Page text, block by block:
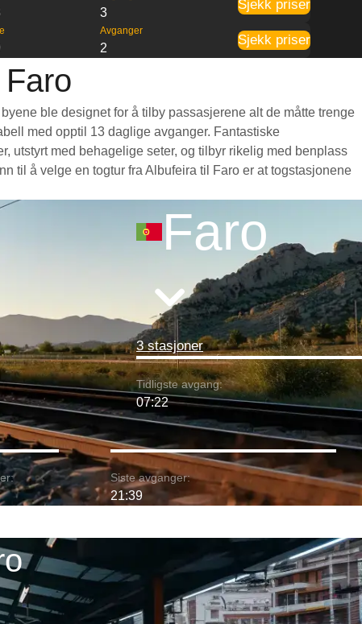
3
Sjekk priser
Avganger
2
Sjekk priser
ble designet for å tilby passasjerene alt de måtte trenge
med opptil 13 daglige avganger. Fantastiske
utstyrt med behagelige seter, og tilbyr rikelig med benplass
til å velge en togtur fra Albufeira til Faro er at togstasjonene
Faro
3 stasjoner
Tidligste avgang:
07:22
Siste avganger:
21:39